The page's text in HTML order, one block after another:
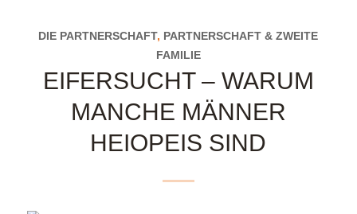
DIE PARTNERSCHAFT, PARTNERSCHAFT & ZWEITE
FAMILIE
EIFERSUCHT – WARUM
MANCHE MÄNNER
HEIOPEIS SIND